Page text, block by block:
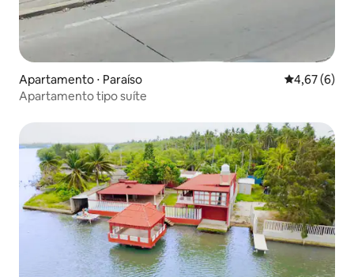
Apartamento ⋅ Paraíso 4,67 de uma
4,67 (6)
Apartamento tipo suíte